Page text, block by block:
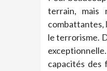
terrain, mais
combattantes,
le terrorisme.
capacités des